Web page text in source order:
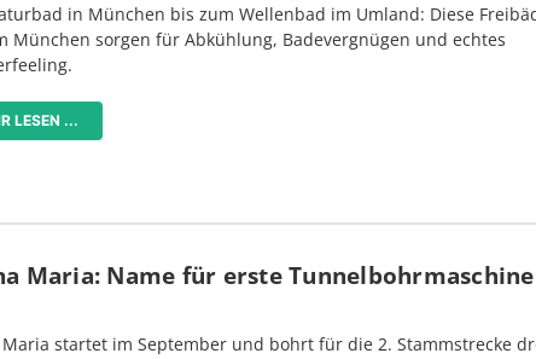
in München bis zum Wellenbad im Umland: Diese
München sorgen für Abkühlung, Badevergnügen und echtes
LESEN ...
Maria: Name für erste
Maria startet im September und bohrt für die 2. Stammstrecke